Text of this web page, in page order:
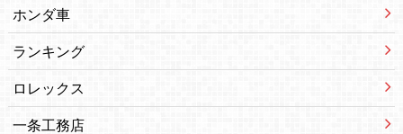
ホンダ車
ランキング
ロレックス
一条工務店